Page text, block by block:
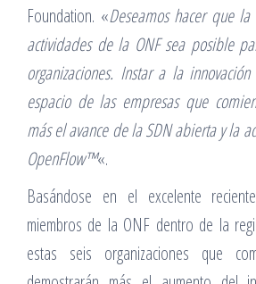
Foundation. «Deseamos hacer que
actividades de la ONF sea posible
organizaciones. Instar a la
espacio de las empresas que
más el avance de la SDN abierta y la
OpenFlow™«.
Basándose en el excelente
miembros de la ONF dentro de la
estas seis organizaciones que